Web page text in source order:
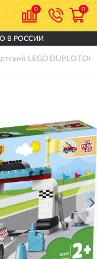
0 0
В РОССИИ
детский LEGO DUPLO